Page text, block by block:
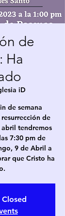
de
Ha
iD
de semana
de
abril tendremos
7:30 pm de
9 de Abril a
que Cristo ha